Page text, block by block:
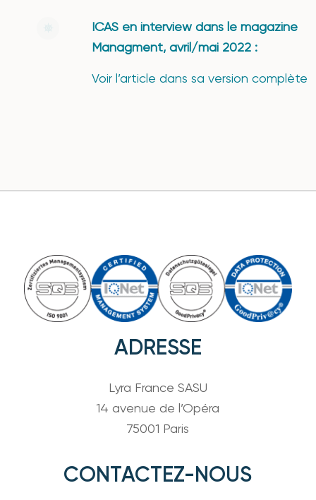
ICAS en interview dans le magazine
Managment, avril/mai 2022 :
Voir l’article dans sa version complète
ADRESSE
Lyra France SASU
14 avenue de l’Opéra
75001 Paris
CONTACTEZ-NOUS